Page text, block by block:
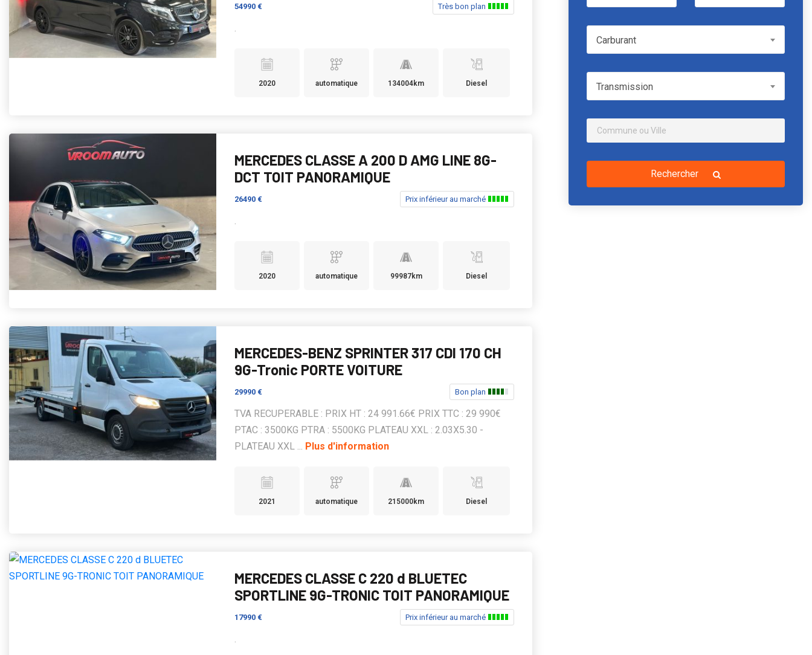
54990 € Très bon plan
.
2020 automatique 134004km Diesel
MERCEDES CLASSE A 200 D AMG LINE 8G-
DCT TOIT PANORAMIQUE
26490 € Prix inférieur au marché
.
2020 automatique 99987km Diesel
MERCEDES-BENZ SPRINTER 317 CDI 170 CH
9G-Tronic PORTE VOITURE
29990 € Bon plan
TVA RECUPERABLE : PRIX HT : 24 991.66€ PRIX TTC : 29 990€
PTAC : 3500KG PTRA : 5500KG PLATEAU XXL : 2.03X5.30 -
PLATEAU XXL ... Plus d'information
2021 automatique 215000km Diesel
MERCEDES CLASSE C 220 d BLUETEC
SPORTLINE 9G-TRONIC TOIT PANORAMIQUE
17990 € Prix inférieur au marché
.
CarburantCarburant
TransmissionTransmission
Rechercher